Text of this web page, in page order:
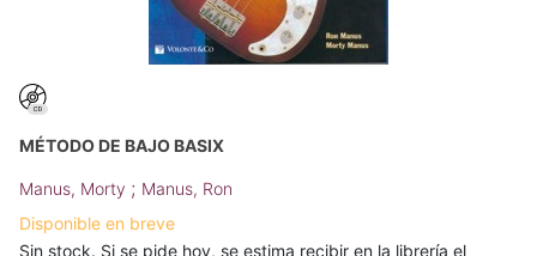
MÉTODO DE BAJO BASIX
Manus, Morty ; Manus, Ron
Disponible en breve
Sin stock. Si se pide hoy, se estima recibir en la librería el